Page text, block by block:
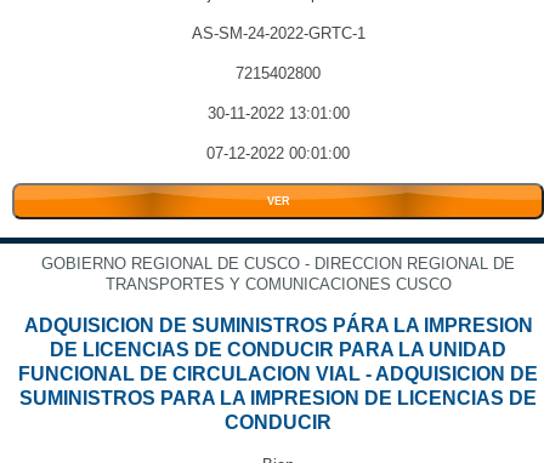
AS-SM-24-2022-GRTC-1
7215402800
30-11-2022 13:01:00
07-12-2022 00:01:00
VER
GOBIERNO REGIONAL DE CUSCO - DIRECCION REGIONAL DE
TRANSPORTES Y COMUNICACIONES CUSCO
ADQUISICION DE SUMINISTROS PÁRA LA IMPRESION
DE LICENCIAS DE CONDUCIR PARA LA UNIDAD
FUNCIONAL DE CIRCULACION VIAL - ADQUISICION DE
SUMINISTROS PARA LA IMPRESION DE LICENCIAS DE
CONDUCIR